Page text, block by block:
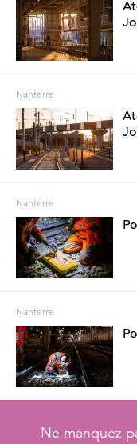
Nanterre
Nanterre
Nanterre
Ne manquez